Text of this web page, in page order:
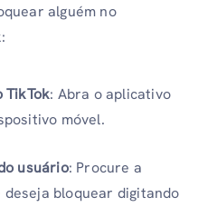
alguém no
TikTok: Abra o aplicativo
móvel.
usuário: Procure a
deseja bloquear digitando